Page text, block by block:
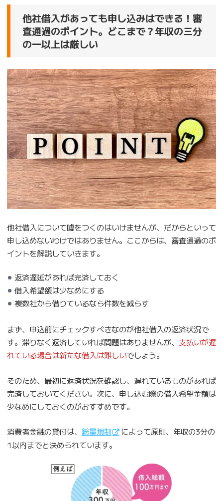
他社借入があっても申し込みはできる！審
査通過のポイント。どこまで？年収の三分
の一以上は厳しい
他社借入について嘘をつくのはいけませんが、だからといって
申し込めないわけではありません。ここからは、審査通過のポ
イントを解説していきます。
返済遅延があれば完済しておく
借入希望額は少なめにする
複数社から借りているなら件数を減らす
まず、申込前にチェックすべきなのが他社借入の返済状況で
す。滞りなく返済していれば問題はありませんが、 支払いが遅
れている場合は新たな借入は難しいでしょう。
そのため、最初に返済状況を確認し、遅れているものがあれば
完済しておいてください。次に、申し込む際の借入希望金額は
少なめにしておくのがおすすめです。
消費者金融の貸付は、 総量規制
によって原則、年収の3分の
1以内までと決められています。